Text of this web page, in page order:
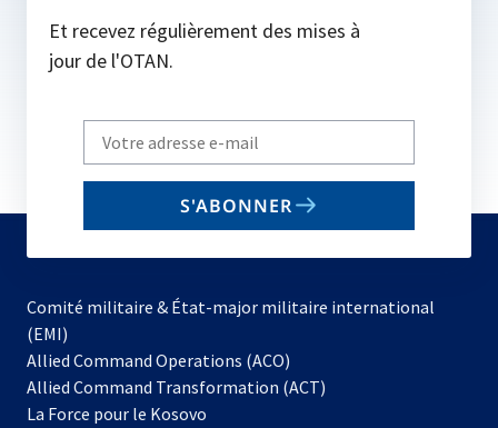
Et recevez régulièrement des mises à
jour de l'OTAN.
Write
your
email
S'ABONNER
Comité militaire & État-major militaire international
(EMI)
Allied Command Operations (ACO)
dans
Allied Command Transformation (ACT)
La Force pour le Kosovo